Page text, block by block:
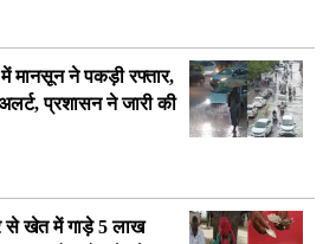
मानसून ने पकड़ी रफ्तार,
अलर्ट, प्रशासन ने जारी की
से खेत में गाड़े 5 लाख